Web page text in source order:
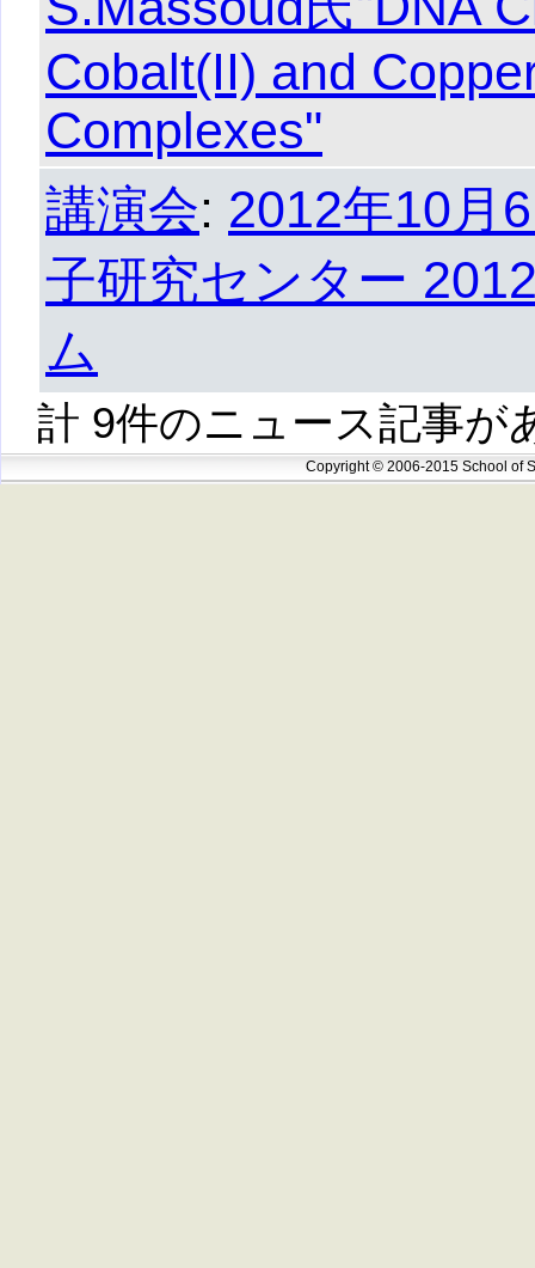
Cobalt(II) and
Complexes"
講演会: 2012年10月
子研究センター
ム
計 9件のニュース記事が
Copyright © 2006-2015 School of